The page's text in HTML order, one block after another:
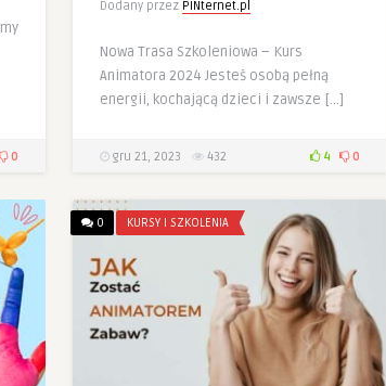
0
Dodany przez PINternet.pl
Nowa Trasa Szkoleniowa – Kurs
Animatora 2024 Jesteś osobą pełną
energii, kochającą dzieci i zawsze […]
gru 21, 2023 432 4 0
0 KURSY I SZKOLENIA